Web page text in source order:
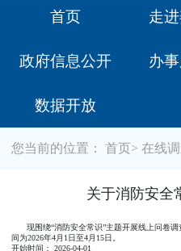
首页 走
政府信息公开 办
数据开放
您当前的位置：首页> 在线
关于消防安全
现围绕“消防安全常识”主题开展线上问卷
间为2026年4月1日至4月15日。
开始时间： 2026-04-01